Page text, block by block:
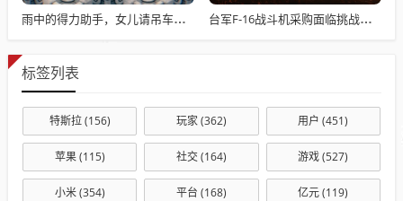
雨中的得力助手，女儿请吊车助父母快速收玉米 台军F-16战斗机采购面临挑战与困境
标签列表
特斯拉(156) 玩家(362) 用户 (451)
苹果(115) 社交(164) 游戏(527)
小米(354) 平台 (168) 亿元(119)